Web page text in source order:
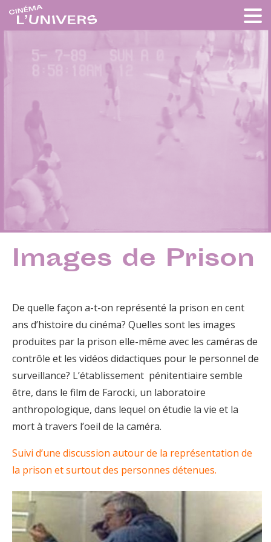
Images de Prison
De quelle façon a-t-on représenté la prison en cent
ans d’histoire du cinéma? Quelles sont les images
produites par la prison elle-même avec les caméras de
contrôle et les vidéos didactiques pour le personnel de
surveillance? L’établissement pénitentiaire semble
être, dans le film de Farocki, un laboratoire
anthropologique, dans lequel on étudie la vie et la
mort à travers l’oeil de la caméra.
Suivi d’une discussion autour de la représentation de
la prison et surtout des personnes détenues.